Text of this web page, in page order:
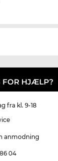
FOR HJÆLP?
fra kl. 9-18
anmodning
04